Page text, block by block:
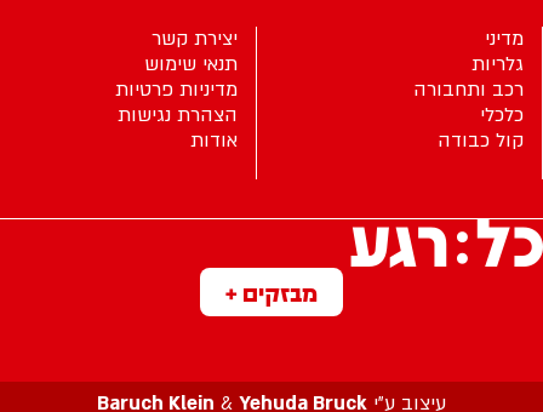
מבזקים +
מדיני
גלריות
רכב ותחבורה
כלכלי
קול כבודה
יצירת קשר
תנאי שימוש
מדיניות פרטיות
הצהרת נגישות
אודות
עיצוב ע”י Baruch Klein & Yehuda Bruck